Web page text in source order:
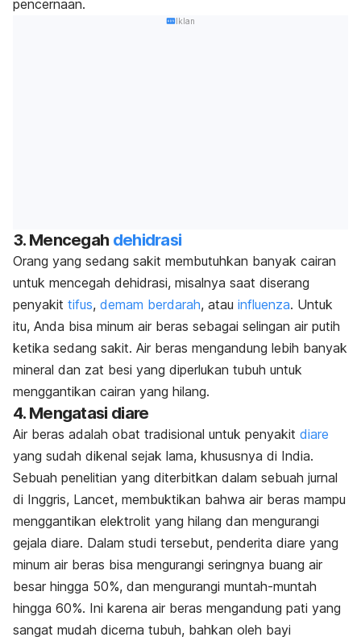
pencernaan.
Iklan
3. Mencegah dehidrasi
Orang yang sedang sakit membutuhkan banyak cairan
untuk mencegah dehidrasi, misalnya saat diserang
penyakit tifus, demam berdarah, atau influenza. Untuk
itu, Anda bisa minum air beras sebagai selingan air putih
ketika sedang sakit. Air beras mengandung lebih banyak
mineral dan zat besi yang diperlukan tubuh untuk
menggantikan cairan yang hilang.
4. Mengatasi diare
Air beras adalah obat tradisional untuk penyakit diare
yang sudah dikenal sejak lama, khususnya di India.
Sebuah penelitian yang diterbitkan dalam sebuah jurnal
di Inggris, Lancet, membuktikan bahwa air beras mampu
menggantikan elektrolit yang hilang dan mengurangi
gejala diare. Dalam studi tersebut, penderita diare yang
minum air beras bisa mengurangi seringnya buang air
besar hingga 50%, dan mengurangi muntah-muntah
hingga 60%. Ini karena air beras mengandung pati yang
sangat mudah dicerna tubuh, bahkan oleh bayi